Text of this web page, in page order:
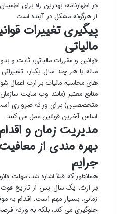
در اظهارنامه، بهترین راه برای
از هرگونه مشکل در آینده است.
پیگیری تغییرات
مالیاتی
قوانین و مقررات مالیاتی، ثابت و
ساله یا هر چند سال یکبار،
های محاسبه مالیات بر ارث اعمال
منابع معتبر (مانند وب سایت
متخصصین) برای ورثه ضروری است
اساس آخرین قوانین عمل می کنند.
مدیریت زمان و
بهره مندی از
جرایم
همانطور که قبلاً اشاره شد، مهلت
بر ارث، یک سال پس از تاریخ
زمانی، بسیار مهم است. اقدام به
جلوگیری می کند، بلکه به ورثه